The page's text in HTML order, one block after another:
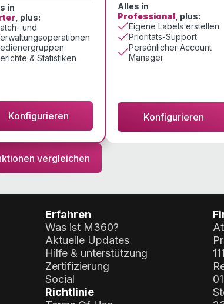
in
, plus:
und
& Statistiken
Konfigurieren
Alles in
Professional , plus:
Eigene Labels erstellen
Prioritäts-Support
Persönlicher Account
Manager
Konfigurieren
vergleichen
Erfahren
Was ist M360?
Aktuelle Updates
Hilfe & unterstützung
Zertifizierung
Social
Richtlinie